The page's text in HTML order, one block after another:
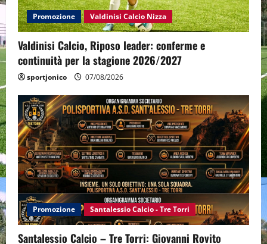
Promozione Valdinisi Calcio Nizza
Valdinisi Calcio, Riposo leader: conferme e
continuità per la stagione 2026/2027
sportjonico 07/08/2026
Promozione Santalessio Calcio - Tre Torri
Santalessio Calcio – Tre Torri: Giovanni Rovito